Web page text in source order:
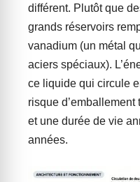
différent. Plutôt que
grands réservoirs
vanadium (un métal
aciers spéciaux).
ce liquide qui circule
risque
et une durée de vie
années.